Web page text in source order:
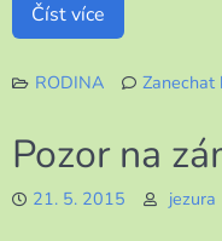
Číst více
RODINA
Zanechat
Pozor na
21. 5. 2015 jezura